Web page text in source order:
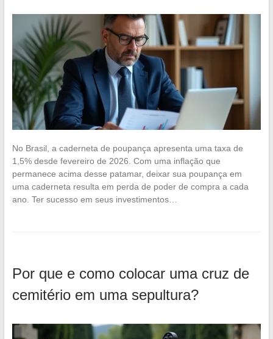
No Brasil, a caderneta de poupança apresenta uma taxa de
1,5% desde fevereiro de 2026. Com uma inflação que
permanece acima desse patamar, deixar sua poupança em
uma caderneta resulta em perda de poder de compra a cada
ano. Ter sucesso em seus investimentos…
Por que e como colocar uma cruz de
cemitério em uma sepultura?